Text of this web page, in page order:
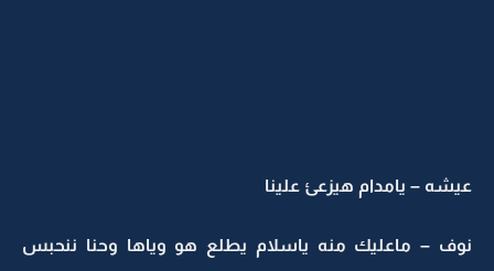
عيشه – يامدام هيزعئ علينا
نوف – ماعليك منه ياسلام يطلع هو وياها وحنا ننحبس